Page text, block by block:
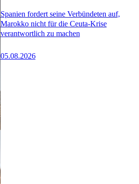
Spanien fordert seine Verbündeten auf,
Marokko nicht für die Ceuta-Krise
verantwortlich zu machen
05.08.2026